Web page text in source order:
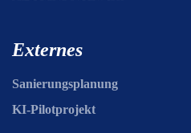
Externes
Sanierungsplanung
KI-Pilotprojekt